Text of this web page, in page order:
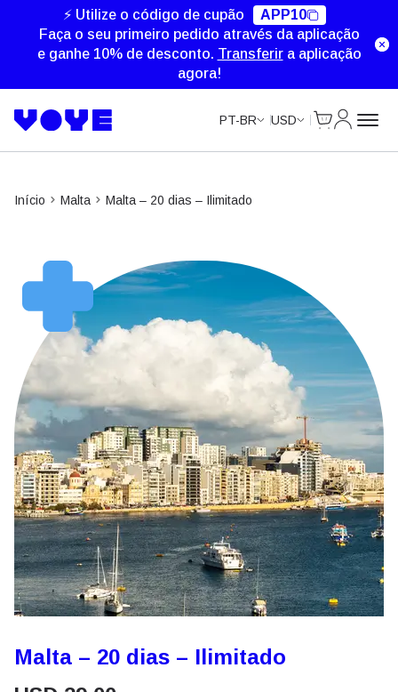
⚡ Utilize o código de cupão
APP10
Faça o seu primeiro pedido através da aplicação
e ganhe 10% de desconto. Transferira aplicação
agora!
PT-BR USD
Início Malta Malta – 20 dias – Ilimitado
Malta – 20 dias – Ilimitado
Unlimited Data
Unlimited Data
Unlimited Data
Unlimited Data